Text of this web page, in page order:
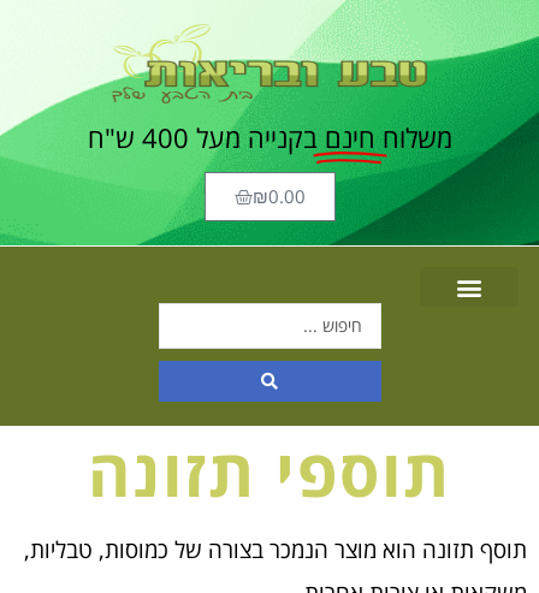
משלוח חינם בקנייה מעל 400 ש"ח
₪0.00
תוספי תזונה
תוסף תזונה הוא מוצר הנמכר בצורה של כמוסות, טבליות,